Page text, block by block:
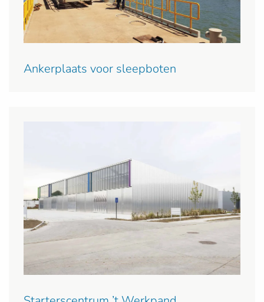
Ankerplaats voor sleepboten